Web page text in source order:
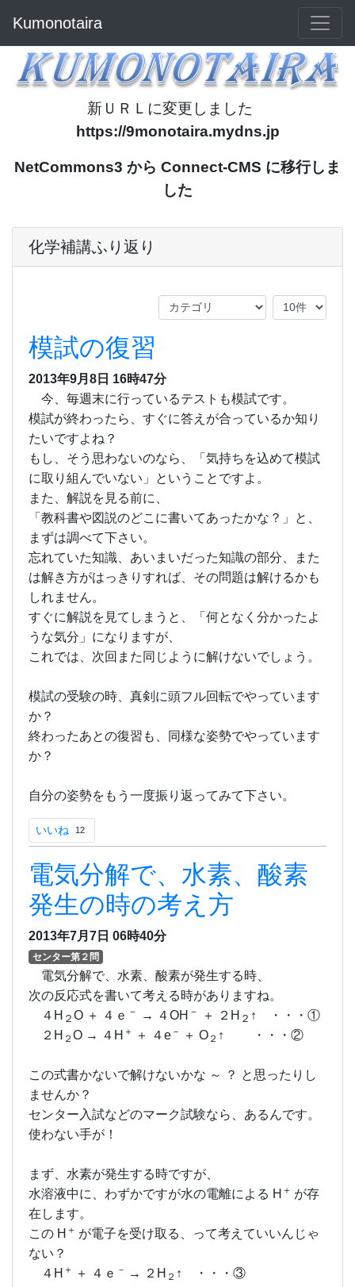
Kumonotaira
新ＵＲＬに変更しました
https://9monotaira.mydns.jp
NetCommons3 から Connect-CMS に移行しま
した
化学補講ふり返り
模試の復習
2013年9月8日 16時47分
今、毎週末に行っているテストも模試です。
模試が終わったら、すぐに答えが合っているか知り
たいですよね？
もし、そう思わないのなら、「気持ちを込めて模試
に取り組んでいない」ということですよ。
また、解説を見る前に、
「教科書や図説のどこに書いてあったかな？」と、
まずは調べて下さい。
忘れていた知識、あいまいだった知識の部分、また
は解き方がはっきりすれば、その問題は解けるかも
しれません。
すぐに解説を見てしまうと、「何となく分かったよ
うな気分」になりますが、
これでは、次回また同じように解けないでしょう。
模試の受験の時、真剣に頭フル回転でやっています
か？
終わったあとの復習も、同様な姿勢でやっています
か？
自分の姿勢をもう一度振り返ってみて下さい。
いいね 12
電気分解で、水素、酸素
発生の時の考え方
2013年7月7日 06時40分
センター第２問
電気分解で、水素、酸素が発生する時、
次の反応式を書いて考える時がありますね。
４H ２ O ＋ ４ｅ － → ４OH － ＋ ２H ２ ↑ ・・・①
２H ２ O → ４H ＋ ＋ ４e － ＋ O ２ ↑ ・・・②
この式書かないで解けないかな ～ ？ と思ったりし
ませんか？
センター入試などのマーク試験なら、あるんです。
使わない手が！
まず、水素が発生する時ですが、
水溶液中に、わずかですが水の電離による H ＋ が存
在します。
この H ＋ が電子を受け取る、って考えていいんじゃ
ない？
４H ＋ ＋ ４ｅ － → ２H ２ ↑ ・・・③